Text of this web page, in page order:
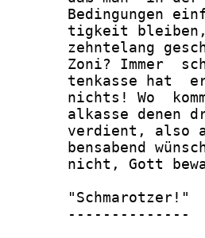
Bedingungen
tigkeit
zehntelang
Zoni? Immer
tenkasse hat
nichts! Wo
alkasse denen
verdient, also
bensabend
nicht, Gott
       "Schmarotzer!"
       --------------